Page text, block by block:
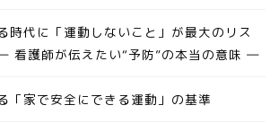
時代に「運動しないこと」が最大のリス
看護師が伝えたい“予防”の本当の意味 ―
「家で安全にできる運動」の基準